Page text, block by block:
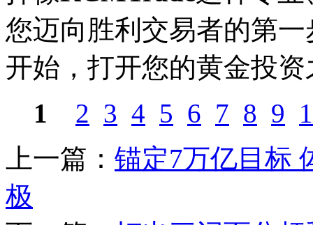
您迈向胜利交易者的第
开始，打开您的黄金投资
1
2 3 4 5 6 7 8 9
上一篇： 锚定7万亿目标
极